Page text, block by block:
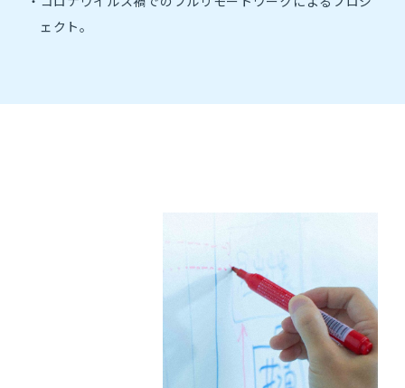
中途採用比率
NTTデータ ウェーブが提供する
多彩なソリューション
ェクト。